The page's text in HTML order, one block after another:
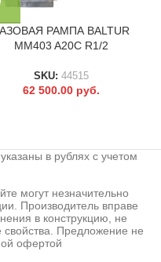
РАМПА BALTUR
MM403 A20C R1/2
SKU: 44515
62 500.00 руб.
в рублях с учетом
могут незначительно
Производитель вправе
в конструкцию, не
Предложение не
офертой